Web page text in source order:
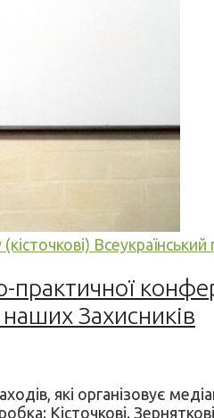
наших Захисників
які організовує
Кісточкові.